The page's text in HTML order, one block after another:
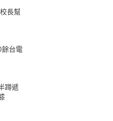
長幫
台電
蹲遞